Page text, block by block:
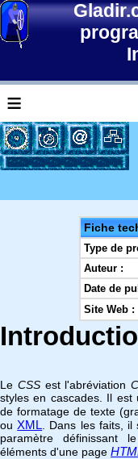
≡
Fiche
Type de
Auteur :
Date de
Site Web :
Le CSSest l'abréviation
styles en cascades. Il est
de formatage de texte
ou XML . Dans les faits,
paramètre définissant
éléments d'une page